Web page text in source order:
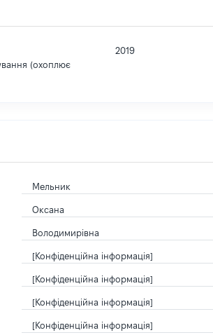
(охоплює
2019
Мельник
Оксана
Володимирівна
[Конфіденційна інформація]
[Конфіденційна інформація]
[Конфіденційна інформація]
[Конфіденційна інформація]